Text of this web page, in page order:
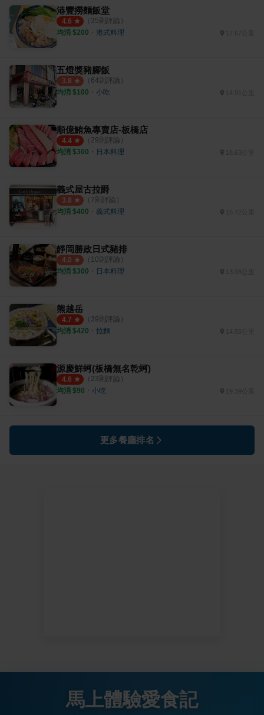
港豐撈麵飯堂
4.6 （ 35則評論）
均消 $200 ・ 港式料理
五燈獎豬腳飯
3.8 （ 64則評論）
均消 $100 ・ 小吃 14.91公里
順億鮪魚專賣店-板橋店
4.4 （ 29則評論）
均消 $300 ・ 日本料理
義式屋古拉爵
3.8 （ 7則評論）
均消 $400 ・ 義式料理 15.72公里
靜岡勝政日式豬排
4.0 （ 10則評論）
均消 $300 ・ 日本料理
熊越岳
4.7 （ 39則評論）
均消 $420 ・ 拉麵 14.55公里
源慶鮮蚵(板橋無名乾蚵)
4.6 （ 23則評論）
均消 $90 ・ 小吃
更多餐廳排名
馬上體驗愛食記